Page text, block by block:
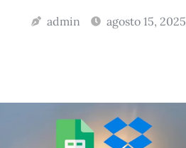
admin agosto 15, 2025